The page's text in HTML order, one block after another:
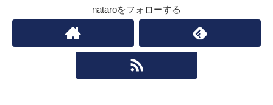
nataroをフォローする